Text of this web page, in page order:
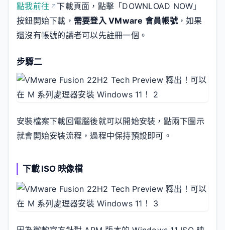
點我前往
下載頁面，點擊「DOWNLOAD NOW」
按鈕開始下載， 需要登入 VMware 會員帳號，如果
還沒有帳號的讀者可以先註冊一個。
步驟二
安裝檔案下載回電腦後就可以開始安裝，點兩下圖示
就會開始安裝流程，過程中保持預設即可。
下載 ISO 映像檔